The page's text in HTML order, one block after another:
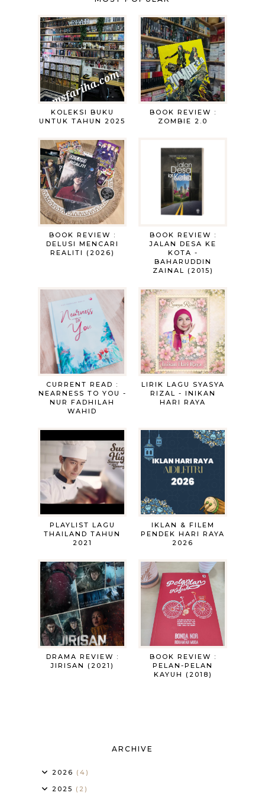
KOLEKSI BUKU
UNTUK TAHUN 2025
BOOK REVIEW :
ZOMBIE 2.0
BOOK REVIEW :
DELUSI MENCARI
REALITI (2026)
BOOK REVIEW :
JALAN DESA KE
KOTA -
BAHARUDDIN
ZAINAL (2015)
CURRENT READ :
NEARNESS TO YOU -
NUR FADHILAH
WAHID
LIRIK LAGU SYASYA
RIZAL - INIKAN
HARI RAYA
PLAYLIST LAGU
THAILAND TAHUN
2021
IKLAN & FILEM
PENDEK HARI RAYA
2026
DRAMA REVIEW :
JIRISAN (2021)
BOOK REVIEW :
PELAN-PELAN
KAYUH (2018)
ARCHIVE
2026 (4)
2025 (2)